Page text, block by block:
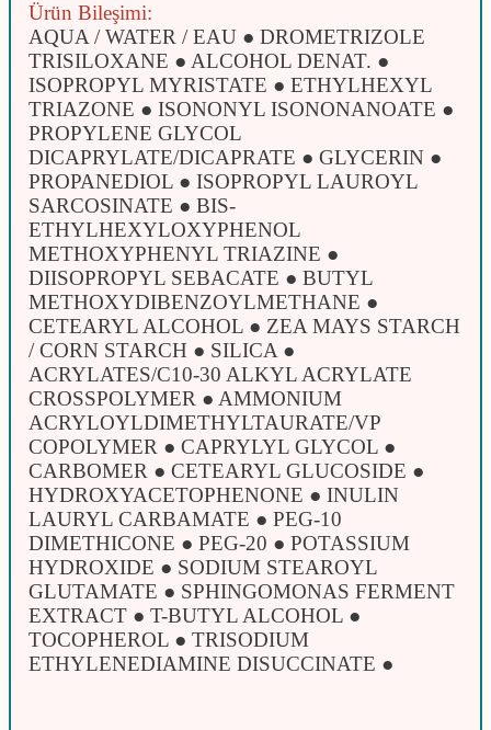
Ürün Bileşimi:
AQUA / WATER / EAU ● DROMETRIZOLE
TRISILOXANE ● ALCOHOL DENAT. ●
ISOPROPYL MYRISTATE ● ETHYLHEXYL
TRIAZONE ● ISONONYL ISONONANOATE ●
PROPYLENE GLYCOL
DICAPRYLATE/DICAPRATE ● GLYCERIN ●
PROPANEDIOL ● ISOPROPYL LAUROYL
SARCOSINATE ● BIS-
ETHYLHEXYLOXYPHENOL
METHOXYPHENYL TRIAZINE ●
DIISOPROPYL SEBACATE ● BUTYL
METHOXYDIBENZOYLMETHANE ●
CETEARYL ALCOHOL ● ZEA MAYS STARCH
/ CORN STARCH ● SILICA ●
ACRYLATES/C10-30 ALKYL ACRYLATE
CROSSPOLYMER ● AMMONIUM
ACRYLOYLDIMETHYLTAURATE/VP
COPOLYMER ● CAPRYLYL GLYCOL ●
CARBOMER ● CETEARYL GLUCOSIDE ●
HYDROXYACETOPHENONE ● INULIN
LAURYL CARBAMATE ● PEG-10
DIMETHICONE ● PEG-20 ● POTASSIUM
HYDROXIDE ● SODIUM STEAROYL
GLUTAMATE ● SPHINGOMONAS FERMENT
EXTRACT ● T-BUTYL ALCOHOL ●
TOCOPHEROL ● TRISODIUM
ETHYLENEDIAMINE DISUCCINATE ●